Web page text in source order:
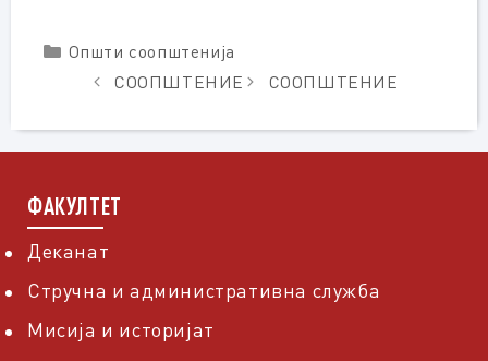
Categories
Општи соопштенија
СООПШТЕНИЕ
СООПШТЕНИЕ
ФАКУЛТЕТ
Деканат
Стручна и административна служба
Мисија и историјат